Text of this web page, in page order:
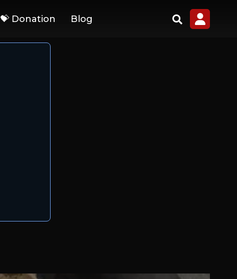
💝 Donation Blog